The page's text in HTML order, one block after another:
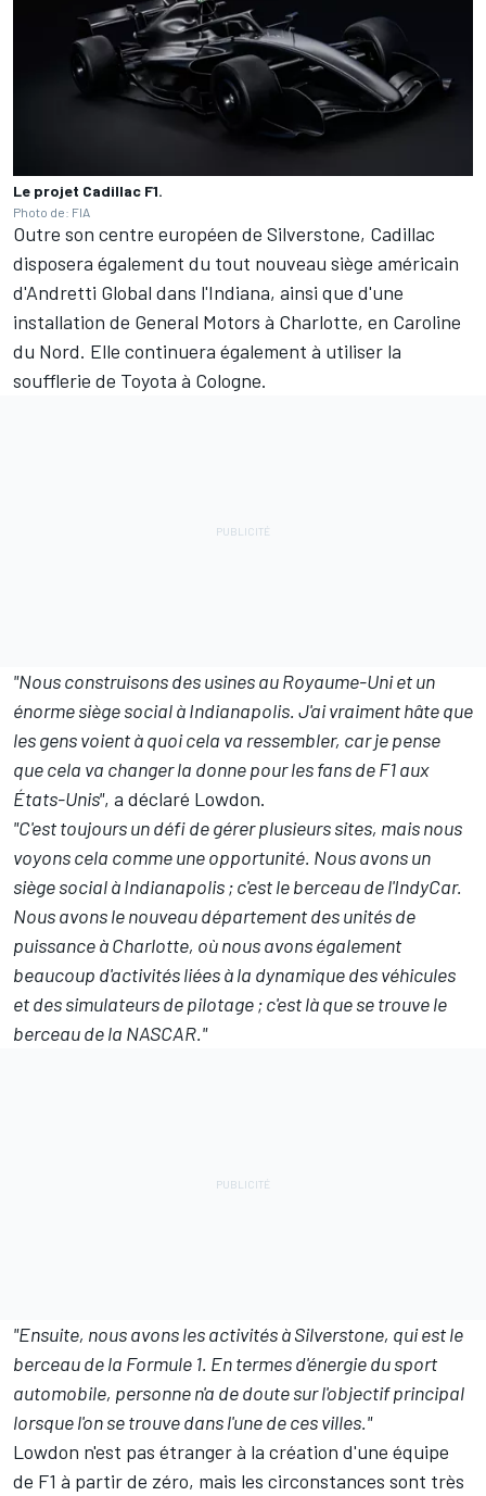
Le projet Cadillac F1.
Photo de: FIA
Outre son centre européen de Silverstone, Cadillac
disposera également du tout nouveau siège américain
d'Andretti Global dans l'Indiana, ainsi que d'une
installation de General Motors à Charlotte, en Caroline
du Nord. Elle continuera également à utiliser la
soufflerie de Toyota à Cologne.
"Nous construisons des usines au Royaume-Uni et un
énorme siège social à Indianapolis. J'ai vraiment hâte que
les gens voient à quoi cela va ressembler, car je pense
que cela va changer la donne pour les fans de F1 aux
États-Unis", a déclaré Lowdon.
"C'est toujours un défi de gérer plusieurs sites, mais nous
voyons cela comme une opportunité. Nous avons un
siège social à Indianapolis ; c'est le berceau de l'IndyCar.
Nous avons le nouveau département des unités de
puissance à Charlotte, où nous avons également
beaucoup d'activités liées à la dynamique des véhicules
et des simulateurs de pilotage ; c'est là que se trouve le
berceau de la NASCAR."
"Ensuite, nous avons les activités à Silverstone, qui est le
berceau de la Formule 1. En termes d'énergie du sport
automobile, personne n'a de doute sur l'objectif principal
lorsque l'on se trouve dans l'une de ces villes."
Lowdon n'est pas étranger à la création d'une équipe
de F1 à partir de zéro, mais les circonstances sont très